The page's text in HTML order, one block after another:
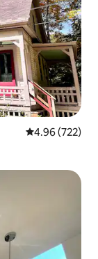
レビュー722
4.96 (722)